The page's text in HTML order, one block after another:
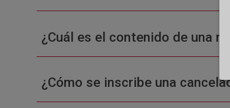
¿Cuál es el contenido de una
¿Cómo se inscribe una